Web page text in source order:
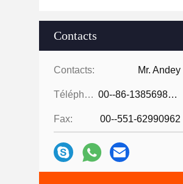
Contacts
Contacts: Mr. Andey
Téléphone: 00--86-13856986218
Fax: 00--551-62990962